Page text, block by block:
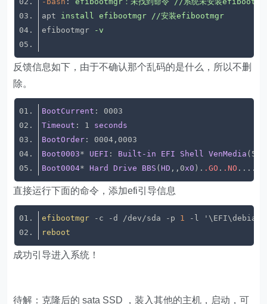
apt
install efibootmgr //安装efibootmgr
efibootmgr
-v
反馈信息如下，由于不确认那个乱码的是什么，所以不删
除。
BootCurrent
Timeout : 1 seconds
BootOrder
Boot0003* UEFI : Built-in EFI Shell VenMedia
Boot0004* Hard Drive BBS ( HD ,,0x0 ). .GO . .NO
直接运行下面的命令，添加efi引导信息
efibootmgr -c -d /dev/sda -p 1
-l
reboot
成功引导进入系统！
待解：克隆后的 sata SSD ，装入其他的主机，启动，可